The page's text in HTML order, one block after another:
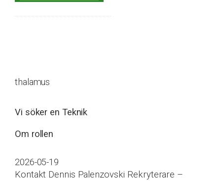
thalamus
Vi söker en Teknik
Om rollen
2026-05-19
Kontakt Dennis Palenzovski Rekryterare –